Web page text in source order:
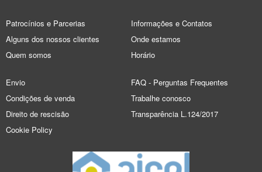
Patrocínios e Parcerias
Alguns dos nossos clientes
Quem somos
Informações e Contatos
Onde estamos
Horário
Envio
Condições de venda
Direito de rescisão
Cookie Policy
FAQ - Perguntas Frequentes
Trabalhe conosco
Transparência L.124/2017